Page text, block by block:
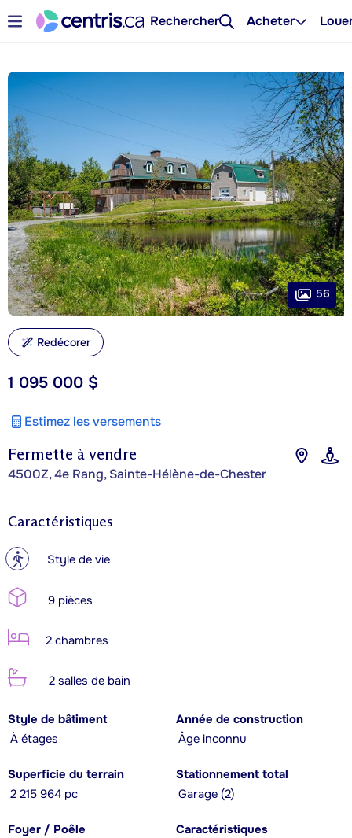
Rechercher Acheter
Fermette à vendre
4500Z, 4e Rang, Sainte-Hélène-de-Chester
1 095 000 $
Estimez les versements
56
Redécorer
Caractéristiques
? Style de vie
9 pièces
2 chambres
2 salles de bain
Style de bâtiment
À étages
Année de construction
Âge inconnu
Superficie du terrain
2 215 964 pc
Stationnement total
Garage (2)
Foyer / Poêle
Caractéristiques